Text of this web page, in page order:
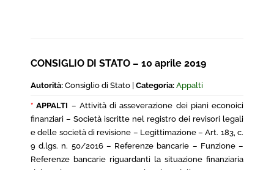
CONSIGLIO DI STATO – 10 aprile 2019
Autorità: Consiglio di Stato | Categoria: Appalti
*APPALTI – Attività di asseverazione dei piani econoici
finanziari – Società iscritte nel registro dei revisori legali
e delle società di revisione – Legittimazione – Art. 183, c.
9 d.lgs. n. 50/2016 – Referenze bancarie – Funzione –
Referenze bancarie riguardanti la situazione finanziaria